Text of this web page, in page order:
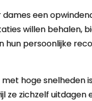
een
willen behalen,
hun persoonlijke
hoge snelheden
ze zichzelf uitdagen